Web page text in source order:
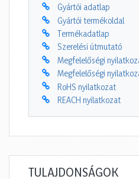
Gyártói adatlap
Gyártói termékoldal
Termékadatlap
Szerelési útmutató
Megfelelőségi
Megfelelőségi
RoHS nyilatkozat
REACH nyilatkozat
TULAJDONSÁGOK